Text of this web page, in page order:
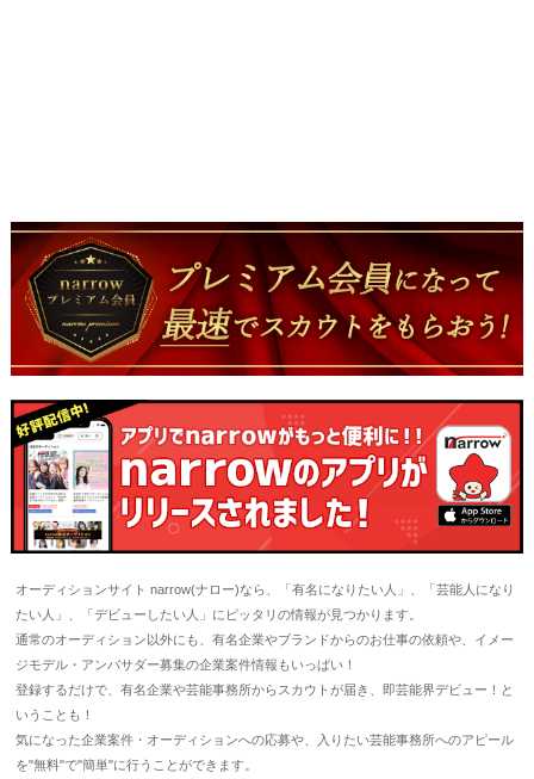
オーディションサイト narrow(ナロー)なら、「有名になりたい人」、「芸能人になり
たい人」、「デビューしたい人」にピッタリの情報が見つかります。
通常のオーディション以外にも、有名企業やブランドからのお仕事の依頼や、イメー
ジモデル・アンバサダー募集の企業案件情報もいっぱい！
登録するだけで、有名企業や芸能事務所からスカウトが届き、即芸能界デビュー！と
いうことも！
気になった企業案件・オーディションへの応募や、入りたい芸能事務所へのアピール
を"無料"で"簡単"に行うことができます。